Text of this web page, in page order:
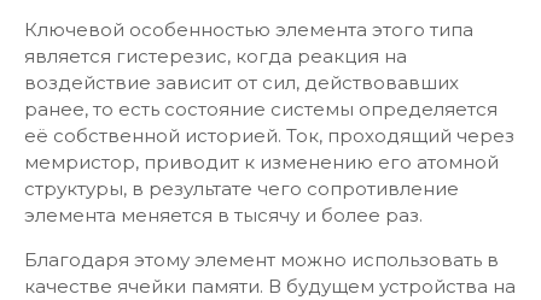
Ключевой особенностью элемента этого типа
является гистерезис, когда реакция на
воздействие зависит от сил, действовавших
ранее, то есть состояние системы определяется
её собственной историей. Ток, проходящий через
мемристор, приводит к изменению его атомной
структуры, в результате чего сопротивление
элемента меняется в тысячу и более раз.
Благодаря этому элемент можно использовать в
качестве ячейки памяти. В будущем устройства на